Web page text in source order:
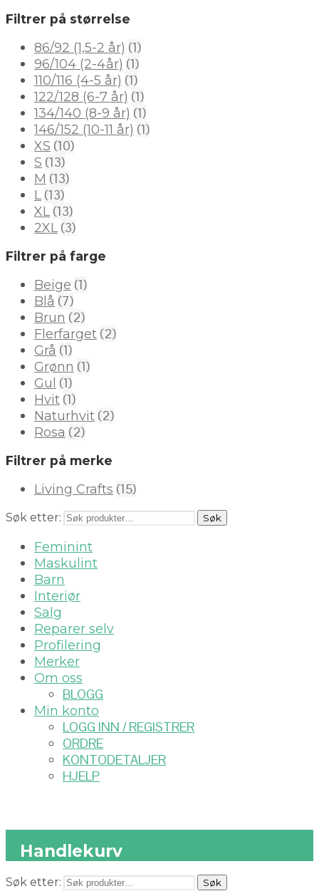
Filtrer på størrelse
86/92 (1,5-2 år) (1)
96/104 (2-4år) (1)
110/116 (4-5 år) (1)
122/128 (6-7 år) (1)
134/140 (8-9 år) (1)
146/152 (10-11 år) (1)
XS (10)
S (13)
M (13)
L (13)
XL (13)
2XL (3)
Filtrer på farge
Beige (1)
Blå (7)
Brun (2)
Flerfarget (2)
Grå (1)
Grønn (1)
Gul (1)
Hvit (1)
Naturhvit (2)
Rosa (2)
Filtrer på merke
Living Crafts (15)
Søk etter: Søk
Feminint
Maskulint
Barn
Interiør
Salg
Reparer selv
Profilering
Merker
Om oss
BLOGG
Min konto
LOGG INN / REGISTRER
ORDRE
KONTODETALJER
HJELP
Handlekurv
Søk etter: Søk